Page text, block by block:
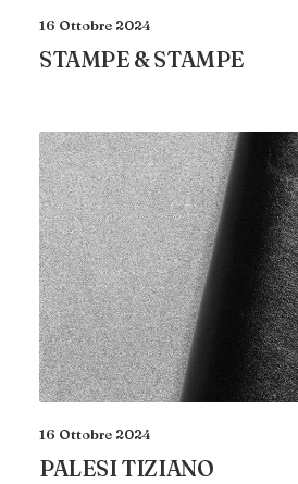
16 Ottobre 2024
STAMPE & STAMPE
16 Ottobre 2024
PALESI TIZIANO